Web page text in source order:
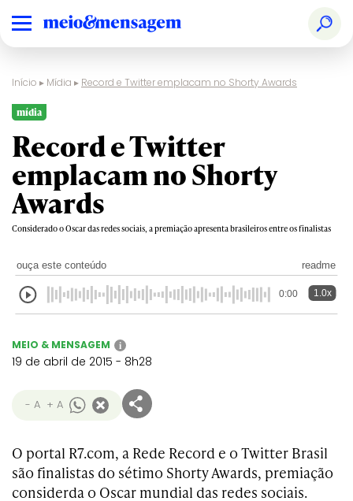
Início ▸ Mídia ▸ Record e Twitter emplacam no Shorty Awards
mídia
Record e Twitter
emplacam no Shorty
Awards
Considerado o Oscar das redes sociais, a premiação apresenta brasileiros entre os finalistas
ouça este conteúdo readme
0:00 1.0x
MEIO & MENSAGEM i
19 de abril de 2015 - 8h28
- A + A
O portal R7.com, a Rede Record e o Twitter Brasil
são finalistas do sétimo Shorty Awards, premiação
considerda o Oscar mundial das redes sociais.